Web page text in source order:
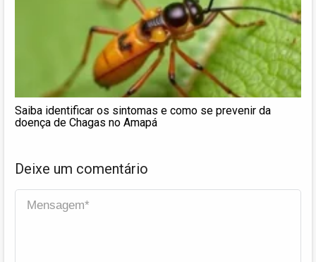
Saiba identificar os sintomas e como se prevenir da
doença de Chagas no Amapá
Deixe um comentário